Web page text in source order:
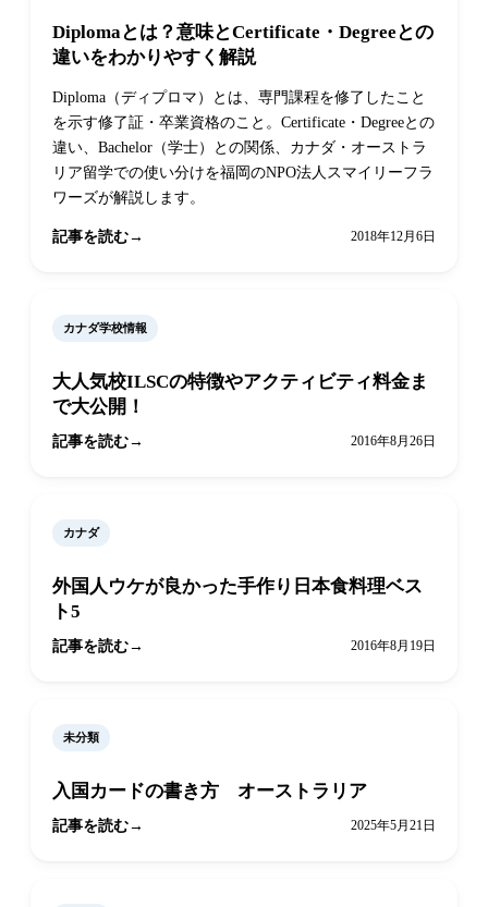
Diplomaとは？意味とCertificate・Degreeとの
違いをわかりやすく解説
Diploma（ディプロマ）とは、専門課程を修了したこと
を示す修了証・卒業資格のこと。Certificate・Degreeとの
違い、Bachelor（学士）との関係、カナダ・オーストラ
リア留学での使い分けを福岡のNPO法人スマイリーフラ
ワーズが解説します。
記事を読む 2018年12月6日
カナダ学校情報
大人気校ILSCの特徴やアクティビティ料金ま
で大公開！
記事を読む 2016年8月26日
カナダ
外国人ウケが良かった手作り日本食料理ベス
ト5
記事を読む 2016年8月19日
未分類
入国カードの書き方 オーストラリア
記事を読む 2025年5月21日